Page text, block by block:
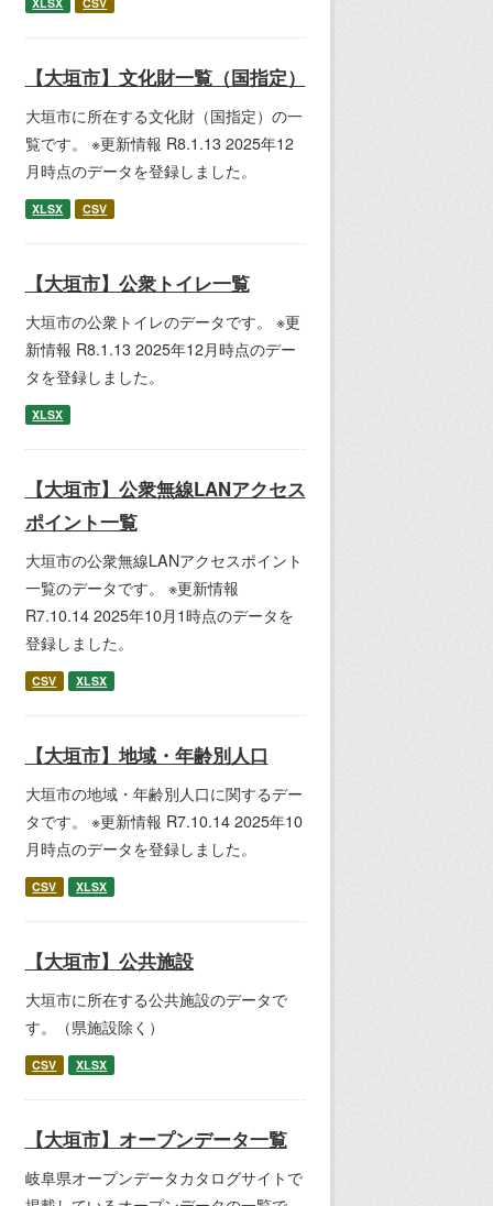
【大垣市】文化財一覧（国指定）
大垣市に所在する文化財（国指定）の一
覧です。 ※更新情報 R8.1.13 2025年12
月時点のデータを登録しました。
XLSX CSV
【大垣市】公衆トイレ一覧
大垣市の公衆トイレのデータです。 ※更
新情報 R8.1.13 2025年12月時点のデー
タを登録しました。
XLSX
【大垣市】公衆無線LANアクセス
ポイント一覧
大垣市の公衆無線LANアクセスポイント
一覧のデータです。 ※更新情報
R7.10.14 2025年10月1時点のデータを
登録しました。
CSV XLSX
【大垣市】地域・年齢別人口
大垣市の地域・年齢別人口に関するデー
タです。 ※更新情報 R7.10.14 2025年10
月時点のデータを登録しました。
CSV XLSX
【大垣市】公共施設
大垣市に所在する公共施設のデータで
す。（県施設除く）
CSV XLSX
【大垣市】オープンデータ一覧
岐阜県オープンデータカタログサイトで